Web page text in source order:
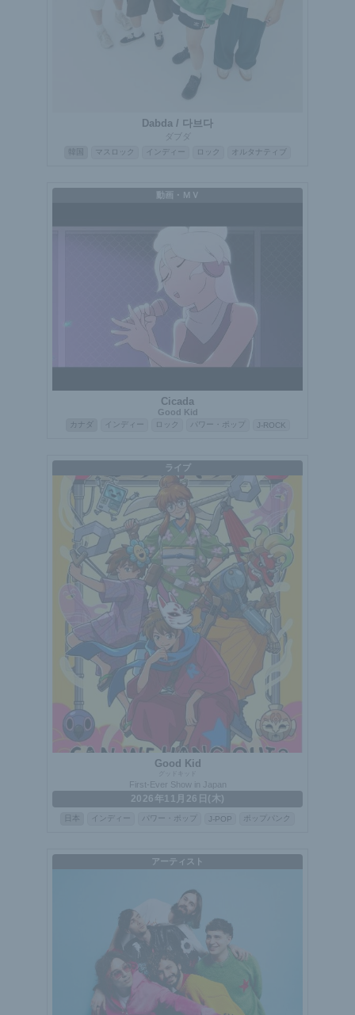
Dabda / 다브다
ダブダ
マスロック インディー ロック オルタナティブ
動画・ＭＶ
Cicada
Good Kid
カナダ インディー ロック パワー・ポップ J-ROCK
ライブ
Good Kid
First-Ever Show in Japan
2026年11月26日(木)
インディー パワー・ポップ J-POP ポップパンク
アーティスト